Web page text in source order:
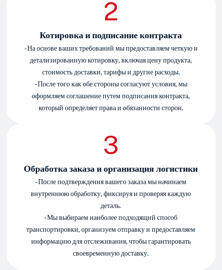
Котировка и подписание контракта
- На основе ваших требований мы предоставляем четкую и
детализированную котировку, включая цену продукта,
стоимость доставки, тарифы и другие расходы.
- После того как обе стороны согласуют условия, мы
оформляем соглашение путем подписания контракта,
который определяет права и обязанности сторон.
Обработка заказа и организация логистики
- После подтверждения вашего заказа мы начинаем
внутреннюю обработку, фиксируя и проверяя каждую
деталь.
- Мы выбираем наиболее подходящий способ
транспортировки, организуем отправку и предоставляем
информацию для отслеживания, чтобы гарантировать
своевременную доставку.